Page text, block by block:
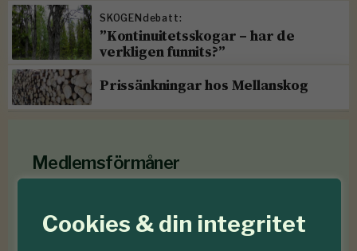
Cookies & din integritet
SKOGENdebatt:
”Kontinuitetsskogar – har de
verkligen funnits?”
Prissänkningar hos Mellanskog
Medlemsförmåner
medlemsförmåner
för mindre än en krona om
dagen.